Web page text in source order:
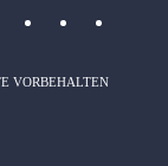
VORBEHALTEN